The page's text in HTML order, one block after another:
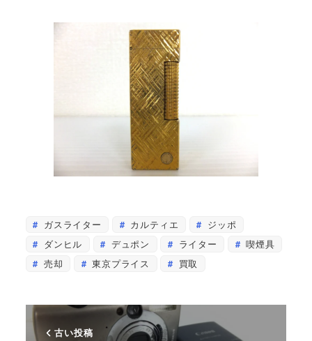
ガスライター カルティエ
ジッポ
ダンヒル
デュポン ライター
喫煙具
売却
東京プライス 買取
古い投稿